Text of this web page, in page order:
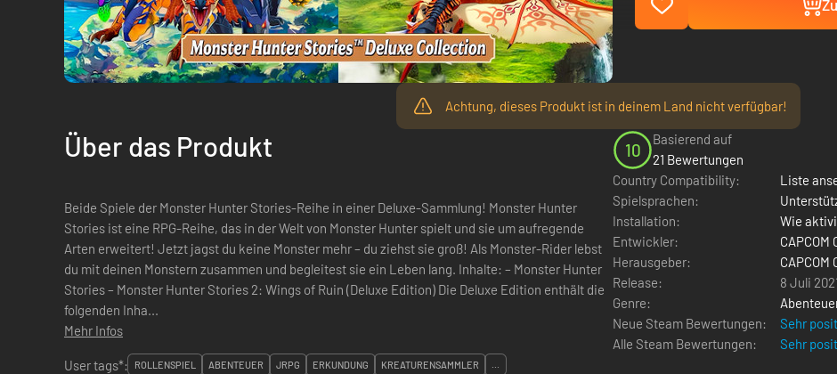
Achtung, dieses Produkt ist in deinem Land nicht verfügbar!
Über das Produkt
Beide Spiele der Monster Hunter Stories-Reihe in einer Deluxe-Sammlung! Monster Hunter
Stories ist eine RPG-Reihe, das in der Welt von Monster Hunter spielt und sie um aufregende
Arten erweitert! Jetzt jagst du keine Monster mehr – du ziehst sie groß! Als Monster-Rider lebst
du mit deinen Monstern zusammen und begleitest sie ein Leben lang. Inhalte: – Monster Hunter
Stories – Monster Hunter Stories 2: Wings of Ruin (Deluxe Edition) Die Deluxe Edition enthält die
folgenden Inha...
Mehr Infos
10
Basierend auf
21 Bewertungen
Country Compatibility:
Liste
Spielsprachen:
Installation:
Wie
Entwickler:
CAPCOM
Herausgeber:
CAPCOM
Release:
8 Juli
Genre:
Neue Steam Bewertungen:
Sehr
Alle Steam Bewertungen:
Sehr
User tags*:
ROLLENSPIEL ABENTEUER JRPG ERKUNDUNG KREATURENSAMMLER ...